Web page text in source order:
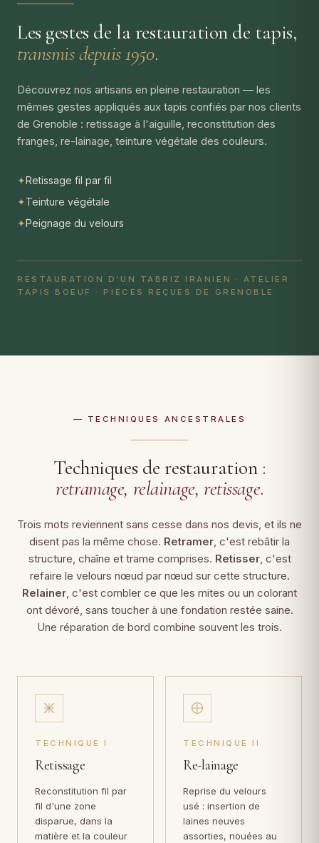
Les gestes de la restauration de tapis,
transmis depuis 1950.
Découvrez nos artisans en pleine restauration — les
mêmes gestes appliqués aux tapis confiés par nos clients
de Grenoble : retissage à l'aiguille, reconstitution des
franges, re-lainage, teinture végétale des couleurs.
✦Retissage fil par fil
✦Teinture végétale
✦Peignage du velours
RESTAURATION D'UN TABRIZ IRANIEN · ATELIER
TAPIS BOEUF · PIÈCES REÇUES DE GRENOBLE
— TECHNIQUES ANCESTRALES
Techniques de restauration :
retramage, relainage, retissage.
Trois mots reviennent sans cesse dans nos devis, et ils ne
disent pas la même chose. Retramer, c'est rebâtir la
structure, chaîne et trame comprises. Retisser, c'est
refaire le velours nœud par nœud sur cette structure.
Relainer, c'est combler ce que les mites ou un colorant
ont dévoré, sans toucher à une fondation restée saine.
Une réparation de bord combine souvent les trois.
TECHNIQUE I
Retissage
Reconstitution fil par
fil d'une zone
disparue, dans la
matière et la couleur
TECHNIQUE II
Re-lainage
Reprise du velours
usé : insertion de
laines neuves
assorties, nouées au